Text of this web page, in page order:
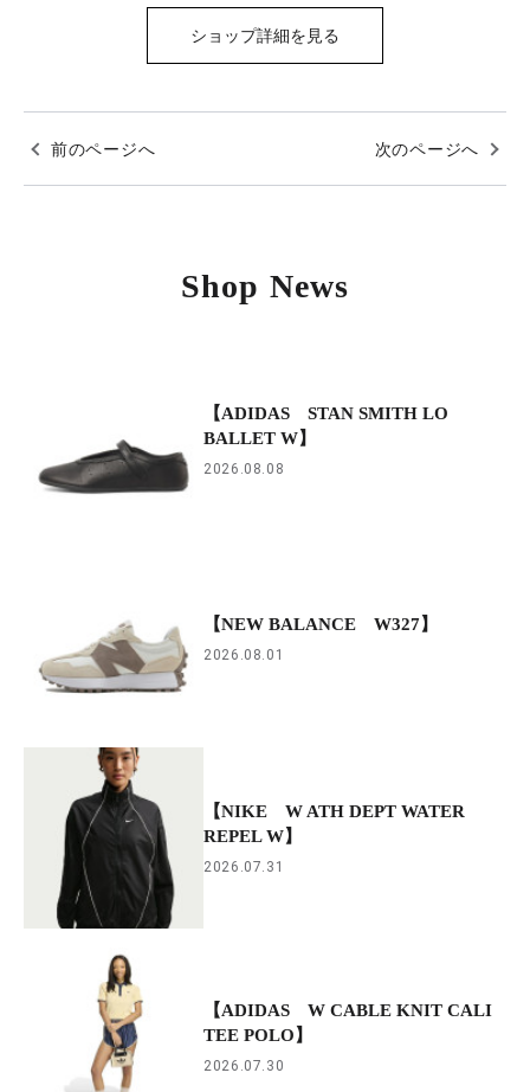
ショップ詳細を見る
前のページへ 次のページへ
Shop News
【ADIDAS STAN SMITH LO
BALLET W】
2026.08.08
【NEW BALANCE W327】
2026.08.01
【NIKE W ATH DEPT WATER
REPEL W】
2026.07.31
【ADIDAS W CABLE KNIT CALI
TEE POLO】
2026.07.30